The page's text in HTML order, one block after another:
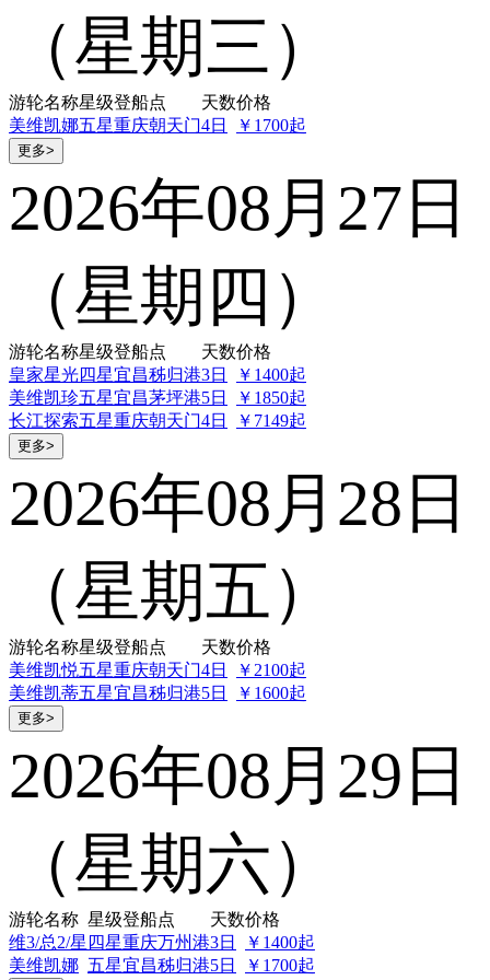
（星期三）
游轮名称星级登船点 天数价格
美维凯娜五星重庆朝天门4日 ￥1700起
更多>
2026年08月27日
（星期四）
游轮名称星级登船点 天数价格
皇家星光四星宜昌秭归港3日
￥1400起
美维凯珍五星宜昌茅坪港5日
￥1850起
长江探索五星重庆朝天门4日 ￥7149起
更多>
2026年08月28日
（星期五）
游轮名称星级登船点 天数价格
美维凯悦五星重庆朝天门4日
￥2100起
美维凯蒂五星宜昌秭归港5日 ￥1600起
更多>
2026年08月29日
（星期六）
游轮名称 星级登船点 天数价格
维3/总2/星 四星重庆万州港3日
￥1400起
美维凯娜 五星宜昌秭归港5日 ￥1700起